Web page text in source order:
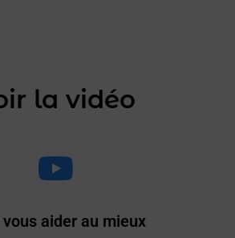
la vidéo
vous aider au mieux